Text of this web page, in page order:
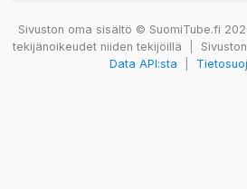
Sivuston oma sisältö © SuomiTube.fi
tekijänoikeudet niiden tekijöillä
Data API:sta